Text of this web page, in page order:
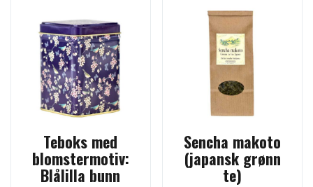
Teboks med
blomstermotiv:
Blålilla bunn
Sencha makoto
(japansk grønn
te)